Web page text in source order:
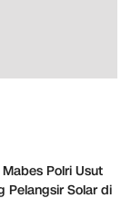
Polri Usut
Pelangsir Solar di